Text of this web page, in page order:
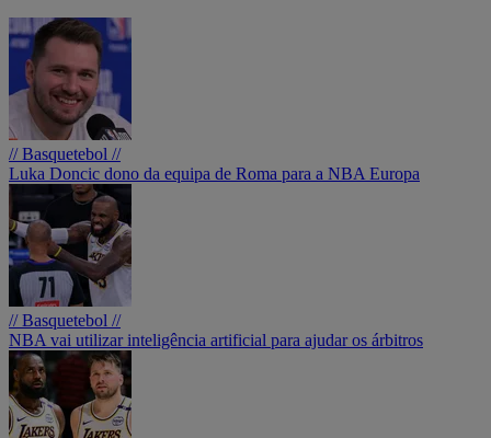
// Basquetebol //
Luka Doncic dono da equipa de Roma para a NBA Europa
// Basquetebol //
NBA vai utilizar inteligência artificial para ajudar os árbitros